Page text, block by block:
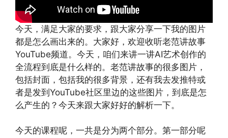
今天，满足大家的要求，跟大家分享一下我的图片
都是怎么画出来的。大家好，欢迎收听老范讲故事
YouTube频道。今天，咱们来讲一讲AI艺术创作的
全流程到底是什么样的。老范讲故事的很多图片，
包括封面，包括我的很多背景，还有我去发推特或
者是发到YouTube社区里边的这些图片，到底是怎
么产生的？今天来跟大家好好的解析一下。
今天的课程呢，一共是分为两个部分。第一部分呢